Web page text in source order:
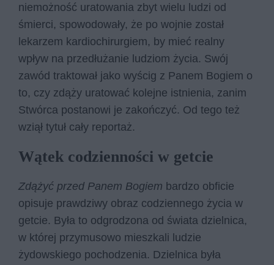
niemożność uratowania zbyt wielu ludzi od
śmierci, spowodowały, że po wojnie został
lekarzem kardiochirurgiem, by mieć realny
wpływ na przedłużanie ludziom życia. Swój
zawód traktował jako wyścig z Panem Bogiem o
to, czy zdąży uratować kolejne istnienia, zanim
Stwórca postanowi je zakończyć. Od tego też
wziął tytuł cały reportaż.
Wątek codzienności w getcie
Zdążyć przed Panem Bogiem bardzo obficie
opisuje prawdziwy obraz codziennego życia w
getcie. Była to odgrodzona od świata dzielnica,
w której przymusowo mieszkali ludzie
żydowskiego pochodzenia. Dzielnica była